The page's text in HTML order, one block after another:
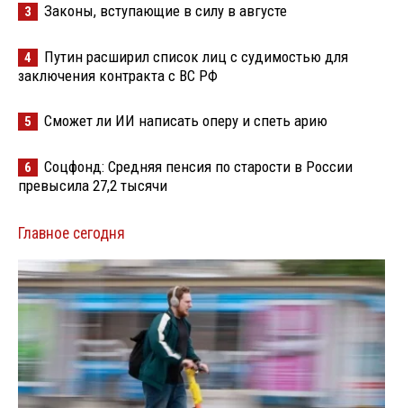
3 Законы, вступающие в силу в августе
4
Путин расширил список лиц с судимостью для
заключения контракта с ВС РФ
5 Сможет ли ИИ написать оперу и спеть арию
6
Соцфонд: Средняя пенсия по старости в России
превысила 27,2 тысячи
Главное сегодня